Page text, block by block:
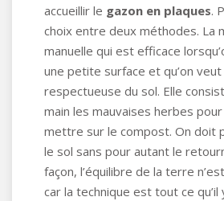
accueillir le gazon en plaques.
choix entre deux méthodes. La
manuelle qui est efficace
une petite surface et qu’on
respectueuse du sol. Elle
main les mauvaises herbes
mettre sur le compost. On doit
le sol sans pour autant le
façon, l’équilibre de la terre
car la technique est tout ce qu’il